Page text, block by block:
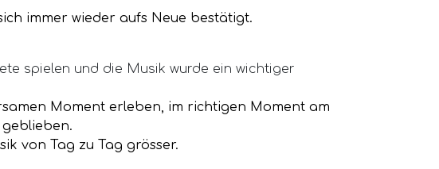
immer wieder aufs Neue bestätigt.
spielen und die Musik wurde ein wichtiger
Moment erleben, im richtigen Moment am
von Tag zu Tag grösser.